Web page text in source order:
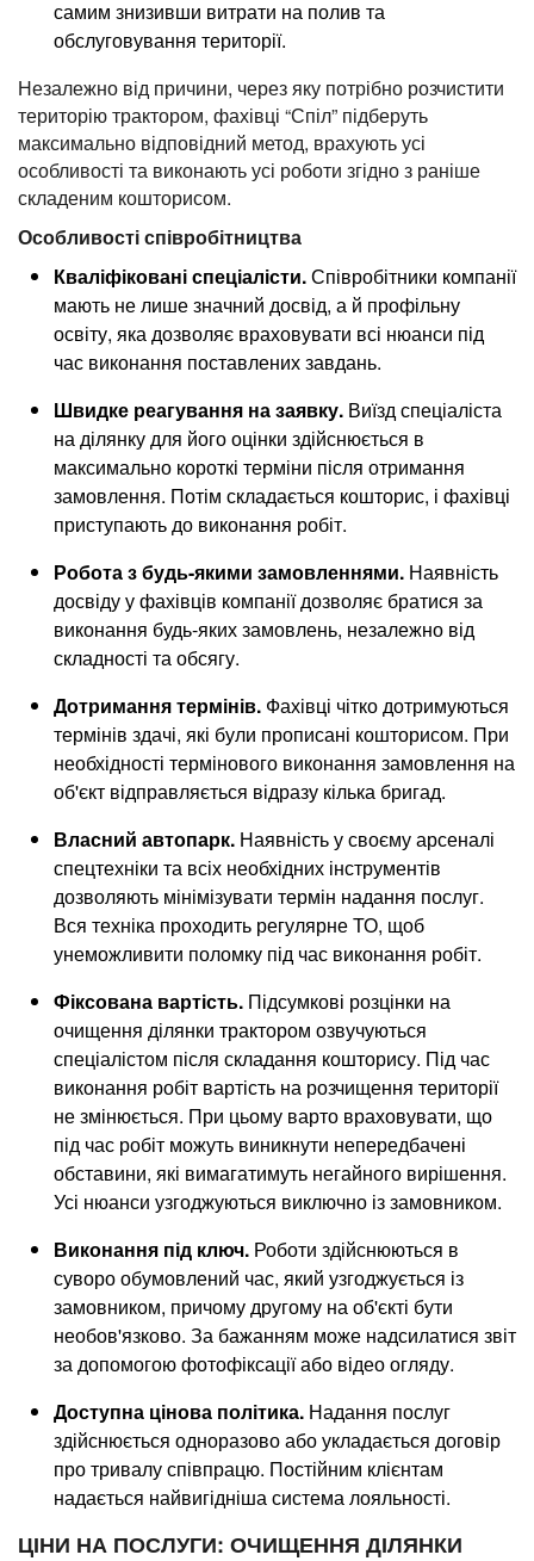
самим знизивши витрати на полив та
обслуговування території.
Незалежно від причини, через яку потрібно розчистити
територію трактором, фахівці “Спіл” підберуть
максимально відповідний метод, врахують усі
особливості та виконають усі роботи згідно з раніше
складеним кошторисом.
Особливості співробітництва
Кваліфіковані спеціалісти.Співробітники компанії
мають не лише значний досвід, а й профільну
освіту, яка дозволяє враховувати всі нюанси під
час виконання поставлених завдань.
Швидке реагування на заявку. Виїзд спеціаліста
на ділянку для його оцінки здійснюється в
максимально короткі терміни після отримання
замовлення. Потім складається кошторис, і фахівці
приступають до виконання робіт.
Робота з будь-якими замовленнями. Наявність
досвіду у фахівців компанії дозволяє братися за
виконання будь-яких замовлень, незалежно від
складності та обсягу.
Дотримання термінів. Фахівці чітко дотримуються
термінів здачі, які були прописані кошторисом. При
необхідності термінового виконання замовлення на
об'єкт відправляється відразу кілька бригад.
Власний автопарк. Наявність у своєму арсеналі
спецтехніки та всіх необхідних інструментів
дозволяють мінімізувати термін надання послуг.
Вся техніка проходить регулярне ТО, щоб
унеможливити поломку під час виконання робіт.
Фіксована вартість. Підсумкові розцінки на
очищення ділянки трактором озвучуються
спеціалістом після складання кошторису. Під час
виконання робіт вартість на розчищення території
не змінюється. При цьому варто враховувати, що
під час робіт можуть виникнути непередбачені
обставини, які вимагатимуть негайного вирішення.
Усі нюанси узгоджуються виключно із замовником.
Виконання під ключ. Роботи здійснюються в
суворо обумовлений час, який узгоджується із
замовником, причому другому на об'єкті бути
необов'язково. За бажанням може надсилатися звіт
за допомогою фотофіксації або відео огляду.
Доступна цінова політика. Надання послуг
здійснюється одноразово або укладається договір
про тривалу співпрацю. Постійним клієнтам
надається найвигідніша система лояльності.
ЦІНИ НА ПОСЛУГИ: ОЧИЩЕННЯ ДІЛЯНКИ